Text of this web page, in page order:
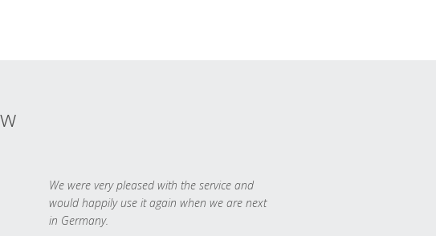
We were very pleased with the service and
would happily use it again when we are next
in Germany.